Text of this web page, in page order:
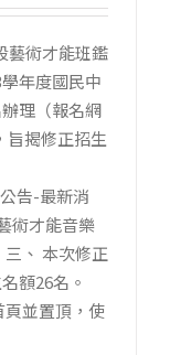
藝術才能班鑑
年度國民中
理（報名網
揭修正招生
告-最新消
術才能音樂
、 本次修正
額26名。
頁並置頂，使